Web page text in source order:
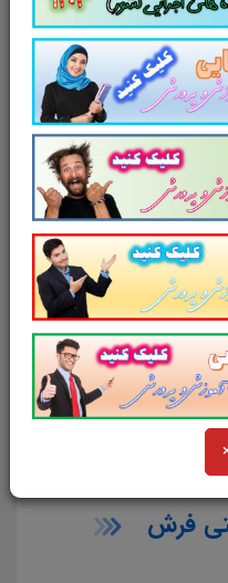
نظم بخشیده و یک
جلسه آزمون به
برای همه داوطلبین
می شود.
وزارت
سایت پرتو
کلی:
کتاب
فرش